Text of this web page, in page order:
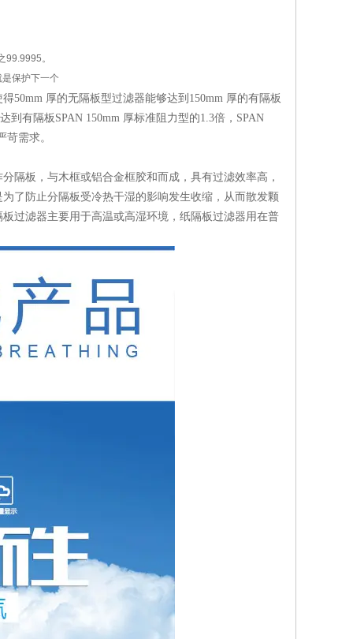
。
保护下一个
50mm 厚的无隔板型过滤器能够达到150mm 厚的有隔板
有隔板SPAN 150mm 厚标准阻力型的1.3倍，SPAN
需求。
隔板，与木框或铝合金框胶和而成，具有过滤效率高，
了防止分隔板受冷热干湿的影响发生收缩，从而散发颗
过滤器主要用于高温或高湿环境，纸隔板过滤器用在普